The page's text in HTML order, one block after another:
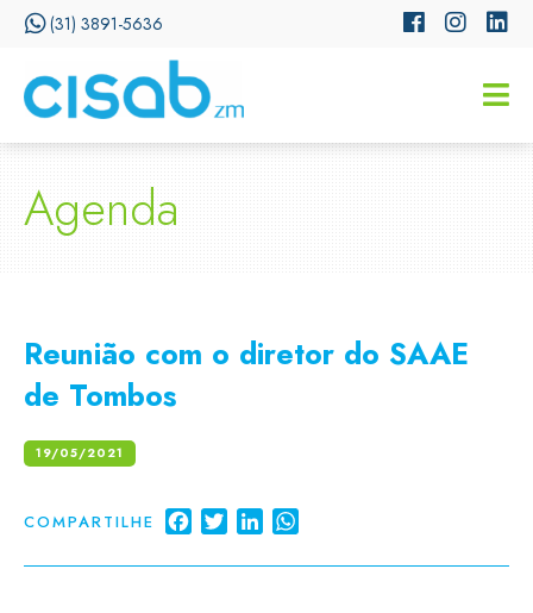
(31) 3891-5636
Agenda
Reunião com o diretor do SAAE
de Tombos
19/05/2021
COMPARTILHE FacebookTwitterLinkedIn
CISSA
Assistente Virtual do CISAB